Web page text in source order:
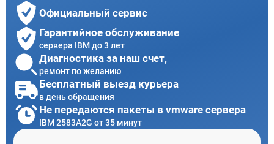
Официальный сервис
Гарантийное обслуживание
сервера IBM до 3 лет
Диагностика за наш счет,
ремонт по желанию
Бесплатный выезд курьера
в день обращения
Не передаются пакеты в vmware сервера
IBM 2583A2G от 35 минут